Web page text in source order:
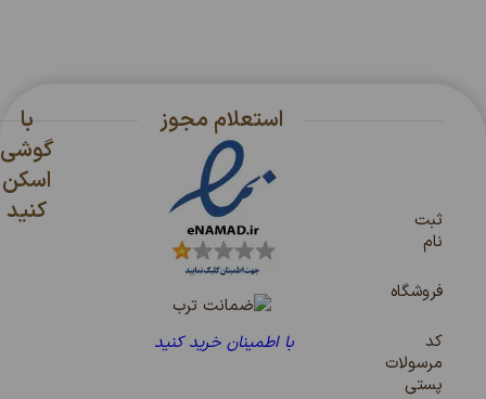
ثبت
نام
فروشگاه
کد
مرسولات
پستی
استعلام مجوز
با اطمینان خرید کنید
با
گوشی
اسکن
کنید